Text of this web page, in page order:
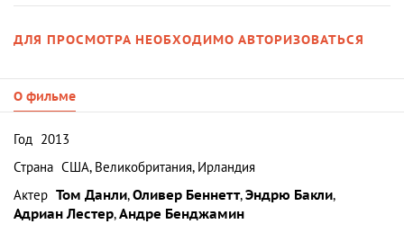
ДЛЯ ПРОСМОТРА НЕОБХОДИМО АВТОРИЗОВАТЬСЯ
О фильме
Год 2013
Страна США, Великобритания, Ирландия
Актер Том Данли,Оливер Беннетт,Эндрю Бакли,
Адриан Лестер,Андре Бенджамин